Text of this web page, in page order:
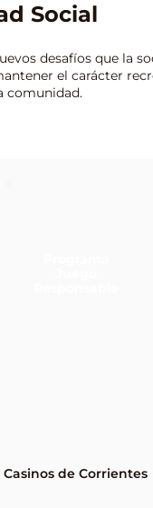
Social
desafíos que la
el carácter
comunidad.
de Corrientes